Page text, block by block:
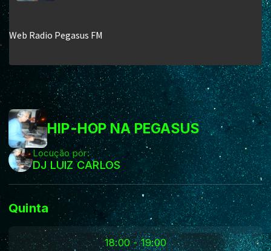
HIP-HOP NA PEGASUS
Locução por:
DJ LUIZ CARLOS
Quinta
18:00 - 19:00